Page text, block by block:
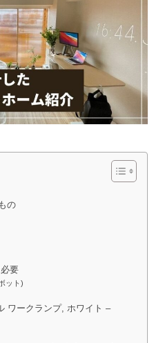
の
要
ット)
ワークランプ, ホワイト –